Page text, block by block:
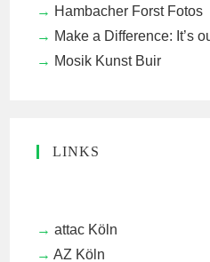
Hambacher Forst Fotos
Make a Difference: It’s
Mosik Kunst Buir
LINKS
attac Köln
AZ Köln